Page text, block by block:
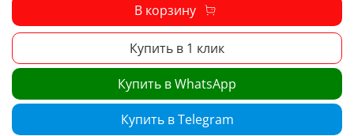
В корзину
Купить в 1 клик
Купить в WhatsApp
Купить в Telegram